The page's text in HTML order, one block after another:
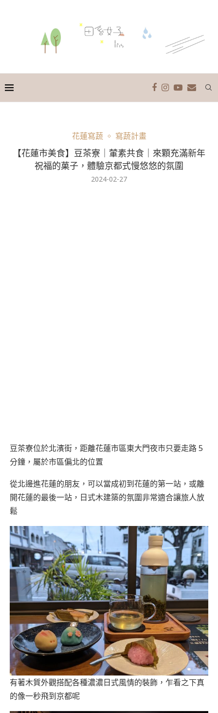
花蓮寫蔬 寫蔬計畫
【花蓮市美食】豆茶寮｜葷素共食｜來顆充滿新年
祝福的菓子，體驗京都式慢悠悠的氛圍
2024-02-27
豆茶寮位於北濱街，距離花蓮市區東大門夜市只要走路 5
分鐘，屬於市區偏北的位置
從北邊進花蓮的朋友，可以當成初到花蓮的第一站，或離
開花蓮的最後一站，日式木建築的氛圍非常適合讓旅人放
鬆
有著木質外觀搭配各種濃濃日式風情的裝飾，乍看之下真
的像一秒飛到京都呢